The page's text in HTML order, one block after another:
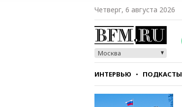
Четверг, 6 августа 2026
Москва
ИНТЕРВЬЮ ПОДКАСТЫ
СТИЛЬ ТЕСТЫ